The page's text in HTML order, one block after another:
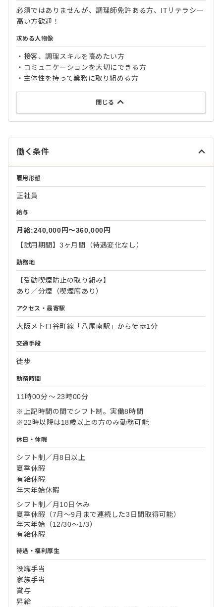
必須ではありませんが、調理師免許ある方、ITリテラシー
高い方歓迎！
求める人物像
・接客、調理スキルを高めたい方
・コミュニケーションを大切にできる方
・主体性を持って業務に取り組める方
閉じる
働く条件
雇用形態
正社員
給与
月給:240,000円〜360,000円
【試用期間】3ヶ月間（待遇変化なし）
勤務地
【受動喫煙防止の取り組み】
あり／分煙（喫煙席あり）
アクセス・最寄駅
大阪メトロ谷町線「八尾南駅」から徒歩1分
交通手段
徒歩
勤務時間
11時00分〜 23時00分
※上記時間の間でシフト制。実働8時間
※22時以降は18歳以上の方のみ勤務可能
休日・休暇
シフト制／月8日以上
夏季休暇
有給休暇
年末年始休暇
シフト制／月10日休み
夏季休暇（7月～9月まで連続した3日間取得可能）
年末年始（12/30～1/3）
有給休暇
待遇・福利厚生
役職手当
家族手当
賞与
昇給